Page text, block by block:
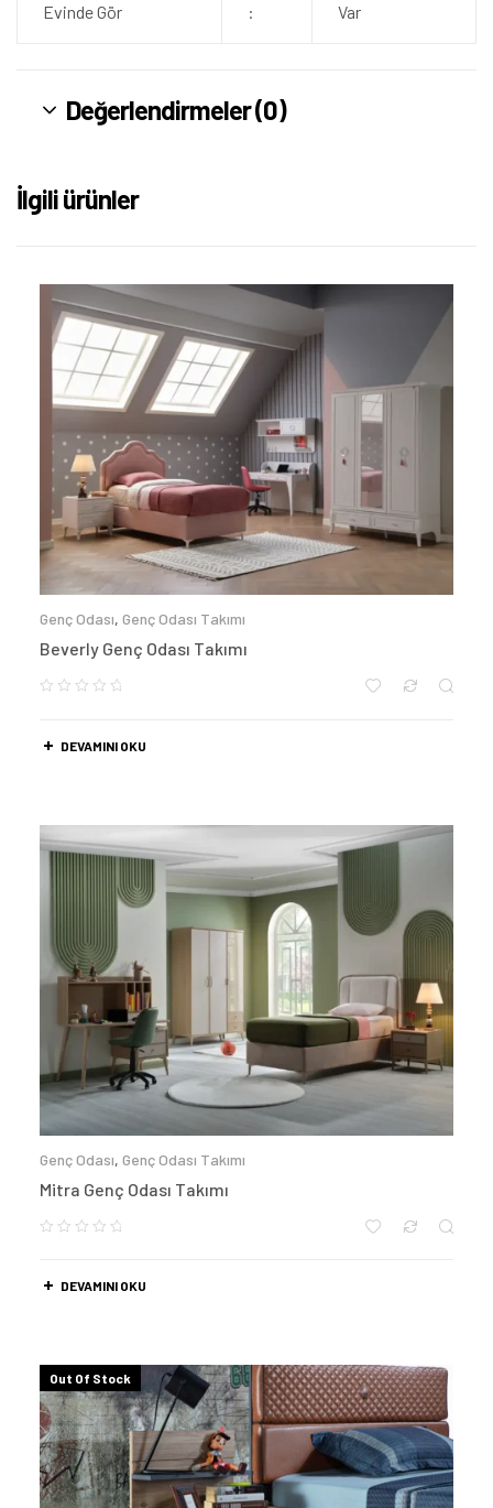
Evinde Gör : Var
Değerlendirmeler (0)
İlgili ürünler
Genç Odası, Genç Odası Takımı
Beverly Genç Odası Takımı
DEVAMINI OKU
Genç Odası, Genç Odası Takımı
Mitra Genç Odası Takımı
DEVAMINI OKU
Out Of Stock